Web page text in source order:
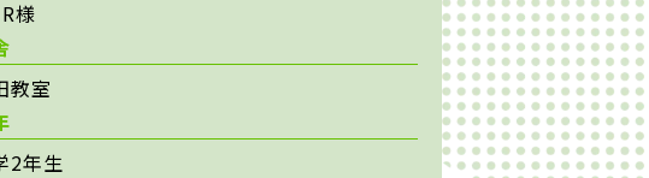
様
教室
2年生